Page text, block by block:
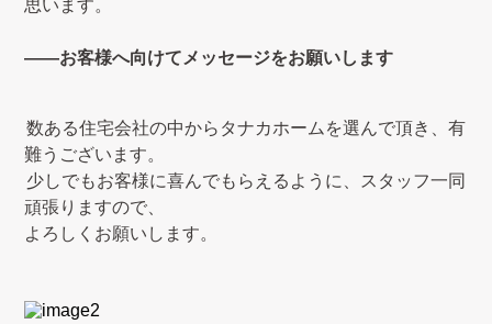
思います。
――お客様へ向けてメッセージをお願いします
数ある住宅会社の中からタナカホームを選んで頂き、有
難うございます。
少しでもお客様に喜んでもらえるように、スタッフ一同
頑張りますので、
よろしくお願いします。